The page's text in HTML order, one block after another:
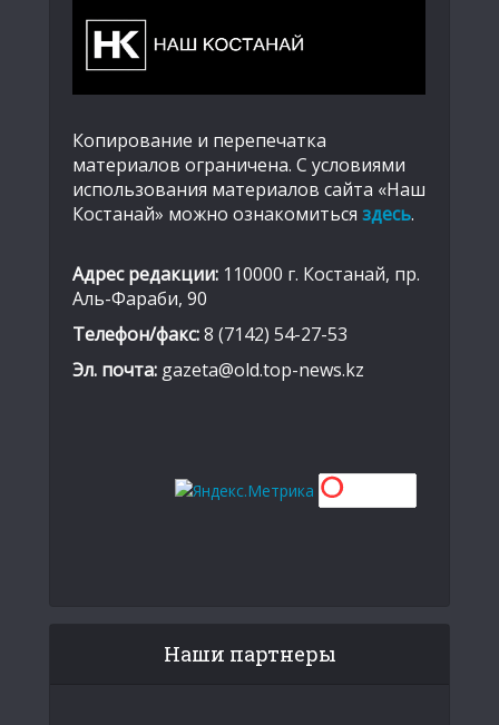
Копирование и перепечатка
материалов ограничена. С условиями
использования материалов сайта «Наш
Костанай» можно ознакомиться здесь.
Адрес редакции: 110000 г. Костанай, пр.
Аль-Фараби, 90
Телефон/факс:8 (7142) 54-27-53
Эл. почта: gazeta@old.top-news.kz
Наши партнеры